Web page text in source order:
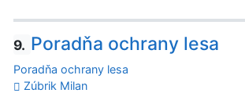
9. Poradňa ochrany lesa
Poradňa ochrany lesa
Zúbrik Milan